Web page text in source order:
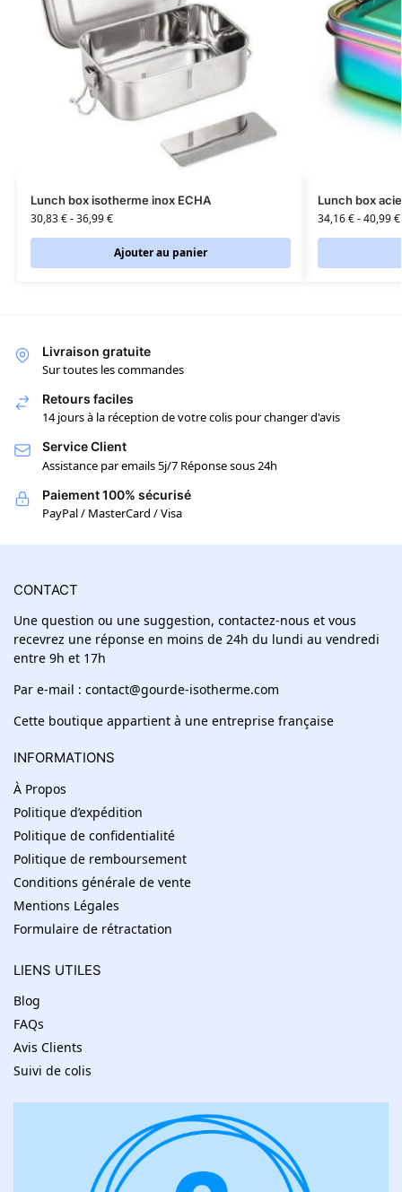
Lunch box isotherme inox ECHA
30,83€-36,99€
Ajouter au panier
Lunch box
34,16€-40,99€
Livraison gratuite
Sur toutes les commandes
Retours faciles
14 jours à la réception de votre colis pour changer d'avis
Service Client
Assistance par emails 5j/7 Réponse sous 24h
Paiement 100% sécurisé
PayPal / MasterCard / Visa
CONTACT
Une question ou une suggestion, contactez-nous et vous
recevrez une réponse en moins de 24h du lundi au vendredi
entre 9h et 17h
Par e-mail : contact@gourde-isotherme.com
Cette boutique appartient à une entreprise française
INFORMATIONS
À Propos
Politique d’expédition
Politique de confidentialité
Politique de remboursement
Conditions générale de vente
Mentions Légales
Formulaire de rétractation
LIENS UTILES
Blog
FAQs
Avis Clients
Suivi de colis